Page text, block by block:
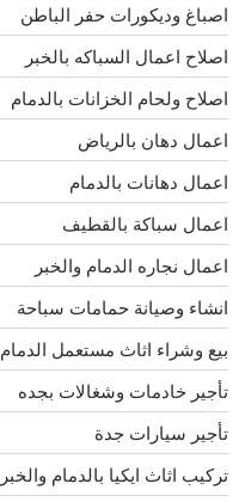
اصباغ وديكورات حفر الباطن
اصلاح اعمال السباكه بالخبر
اصلاح ولحام الخزانات بالدمام
اعمال دهان بالرياض
اعمال دهانات بالدمام
اعمال سباكة بالقطيف
اعمال نجاره الدمام والخبر
انشاء وصيانة حمامات سباحة
بيع وشراء اثاث مستعمل الدمام
تأجير خادمات وشغالات بجده
تأجير سيارات جدة
تركيب اثاث ايكيا بالدمام والخبر